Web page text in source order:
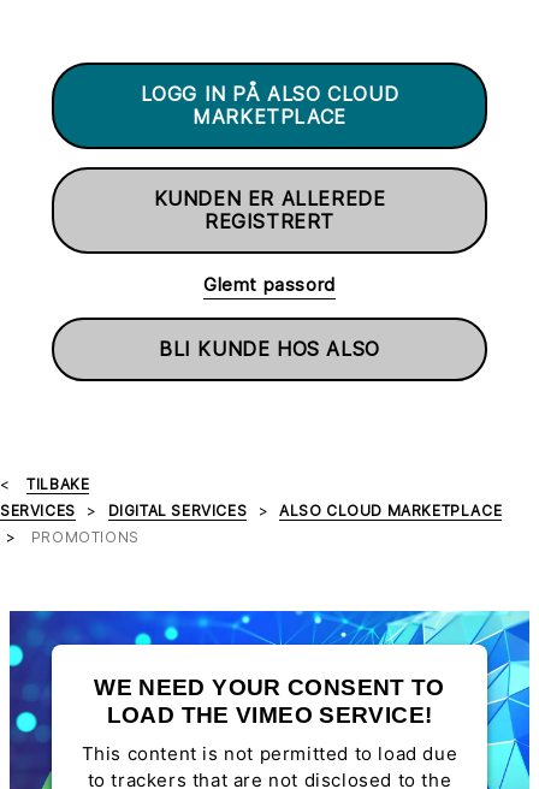
LOGG IN PÅ ALSO CLOUD
MARKETPLACE
KUNDEN ER ALLEREDE
REGISTRERT
Glemt passord
BLI KUNDE HOS ALSO
TILBAKE
SERVICES
DIGITAL SERVICES
ALSO CLOUD MARKETPLACE
PROMOTIONS
WE NEED YOUR CONSENT TO
LOAD THE VIMEO SERVICE!
This content is not permitted to load due
to trackers that are not disclosed to the